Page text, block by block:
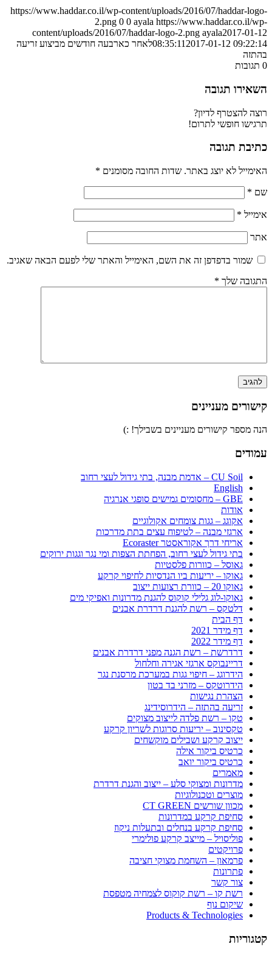
https://www.haddar.co.il/wp-content/uploads/2016/07/haddar-logo-
2.png 0 0 ayala https://www.haddar.co.il/wp-
content/uploads/2016/07/haddar-logo-2.png ayala2017-01-12
08:35:11 2017-01-12 09:22:14
לאחר כארבעה חודשים מביצוע זריעה
בהתזה
0 תגובות
השאירו תגובה
רוצה להצטרף לדיון?
תרגישו חופשי לתרום!
כתיבת תגובה
האימייל לא יוצג באתר. שדות החובה מסומנים *
שם *
אימייל *
אתר
שמור בדפדפן זה את השם, האימייל והאתר שלי לפעם הבאה שאגיב.
התגובה שלך *
קישורים מעניינים
הנה מספר קישורים מעניינים בשבילך! :)
עמודים
CU Soil – אדמת מבנה, בתי גידול לעצי רחוב
English
GBE – מחסומים גמישים סופגי אנרגיה
אודות
אקוגג – גגות צומחים אקולוגיים
ארגזי מבנה – לטיפוח עצים בתת מדרכות
אריחי דרך אקוראסטר Ecoraster
בתי גידול לעצי רחוב, הפחתת הצפות ומי נגר וגגות ירוקים
גאוסל – כוורות פלסטיות
גאוקו – יריעות ביו הנדסיות לחיפוי קרקע
גאוקו 20 – כוורת רצועות ייצוב
גאוקו-לוג גלילי קוקוס להגנת מדרונות ואפיקי מים
דלטקס – רשת להגנת דרדרת אבנים
דף הבית
דף מידר 2021
דף מידר 2022
דרדרשת – רשת הגנה מפני דרדרת אבנים
דריינבוקס ארגזי אגירה וחלחול
הידרוגג – חיפוי גגות במערכת מרסנת נגר
הידרוטקס – מזרני בד בטון
הצהרת נגישות
זריעה בהתזה – הידרוסידינג
טקו – רשת פלדה לייצוב מצוקים
טקסינוב – יריעות סרוגות לשריון קרקע
ייצוב קרקע ושבילים מוקשחים
כרטיס ביקור אילה
כרטיס ביקור יואב
מאמרים
מדרונות ומצוקי סלע – ייצוב והגנת דרדרת
מוצרים וטכנולוגיות
מכוון שורשים CT GREEN
סחיפת קרקע במדרונות
סחיפת קרקע בנחלים ובתעלות ניקוז
פוליסויל – מייצב קרקע פולימרי
פרויקטים
פרמאון – השחמת מצוקי חציבה
פתרונות
צור קשר
רשת קו – רשת קוקוס לצמחיה מטפסת
שיקום נוף
Products & Technologies
קטגוריות